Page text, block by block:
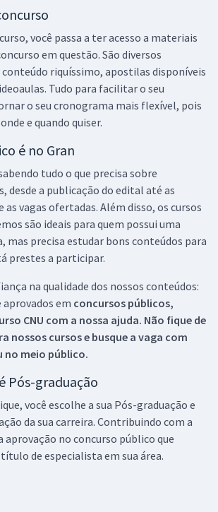
você passa a ter acesso a materiais
em questão. São diversos
riquíssimo, apostilas disponíveis
Tudo para facilitar o seu
o seu cronograma mais flexível, pois
e quando quiser.
é no Gran
tudo o que precisa sobre
desde a publicação do edital até as
vagas ofertadas. Além disso, os cursos
são ideais para quem possui uma
mas precisa estudar bons conteúdos para
prestes a participar.
na qualidade dos nossos conteúdos:
em concursos públicos,
CNU com a nossa ajuda. Não fique de
nossos cursos e busque a vaga com
no meio público.
Pós-graduação
você escolhe a sua Pós-graduação e
da sua carreira. Contribuindo com a
aprovação no concurso público que
de especialista em sua área.